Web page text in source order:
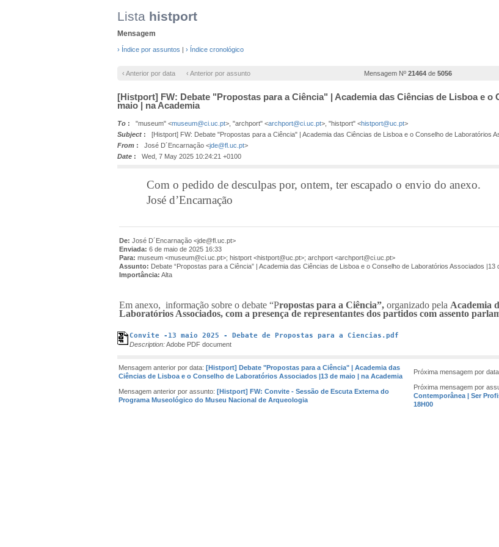
Lista histport
Mensagem
› Índice por assuntos | › Índice cronológico
‹ Anterior por data ‹ Anterior por assunto Mensagem Nº 21464 de 5056
[Histport] FW: Debate "Propostas para a Ciência" | Academia das Ciências de Lisboa e
maio | na Academia
To : "museum" <museum@ci.uc.pt>, "archport" <archport@ci.uc.pt>, "histport" <histport@uc.pt>
Subject : [Histport] FW: Debate "Propostas para a Ciência" | Academia das Ciências de Lisboa e o Conselho de Laboratórios
From : José D´Encarnação <jde@fl.uc.pt>
Date : Wed, 7 May 2025 10:24:21 +0100
Com o pedido de desculpas por, ontem, ter escapado o envio do anexo.
José d’Encarnação
De: José D´Encarnação <jde@fl.uc.pt>
Enviada: 6 de maio de 2025 16:33
Para: museum <museum@ci.uc.pt>; histport <histport@uc.pt>; archport <archport@ci.uc.pt>
Assunto: Debate “Propostas para a Ciência” | Academia das Ciências de Lisboa e o Conselho de Laboratórios Associados |13
Importância: Alta
Em anexo, informação sobre o debate “Propostas para a Ciência”, organizado pela Academia
Laboratórios Associados, com a presença de representantes dos partidos com assento
Convite -13 maio 2025 - Debate de Propostas para a Ciencias.pdf
Description:Adobe PDF document
Mensagem anterior por data: [Histport] Debate "Propostas para a Ciência" | Academia das
Ciências de Lisboa e o Conselho de Laboratórios Associados |13 de maio | na Academia
Próxima mensagem por
Mensagem anterior por assunto: [Histport] FW: Convite - Sessão de Escuta Externa do
Programa Museológico do Museu Nacional de Arqueologia
Próxima mensagem por
Contemporânea | Ser
18H00